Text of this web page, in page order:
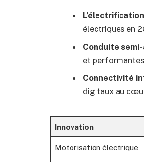
électriques en
Conduite
et
Connectivité
digitaux au
Innovation
Motorisation électrique